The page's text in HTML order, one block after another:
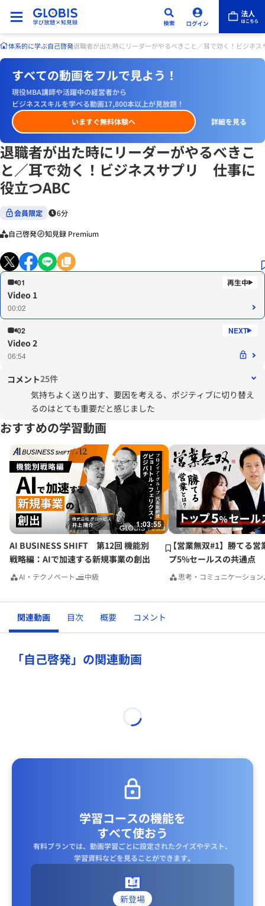
体系的に学ぶ自己啓発退職者が出た時にリーダーがやるべきこと／耳で効く！ビジネ
すべての動画をフルで見よう！
現役MBA講師や活躍中の経営者から
ビジネススキルを学べる動画17,800本以上が見放題！
いますぐ無料体験へ
詳細を見る
退職者が出た時にリーダーがやるべきこ
と／耳で効く！ビジネスサプリ 仕事に
役立つABC
会員限定 6分
自己啓発 知見録 Premium
01
Video 1
00:02
02
Video 2
06:54
コメント25件
気持ちよく送り出す、要因を考える、ポジティブに切り替え
るのはとても重要だと感じました
おすすめの学習動画
1:03:55
AI BUSINESS SHIFT 第12回 機能別
戦略編：AIで加速する新規事業の創出
AI・テクノベート 中級
【営業無双#1】勝てる営
プ5%セールスの共通点
思考・コミュニケーション
関連動画 目次 概要 コメント
「自己啓発」の関連動画
学習コースの機能を
すべて使おう
有料プランでは、動画学習ごとに設定されたクイズやテスト、
学習資料などを見ることができます｡
新登場